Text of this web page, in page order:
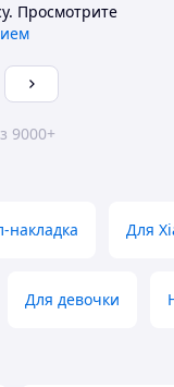
Просмотрите
9000+
накладка Для
Для девочки